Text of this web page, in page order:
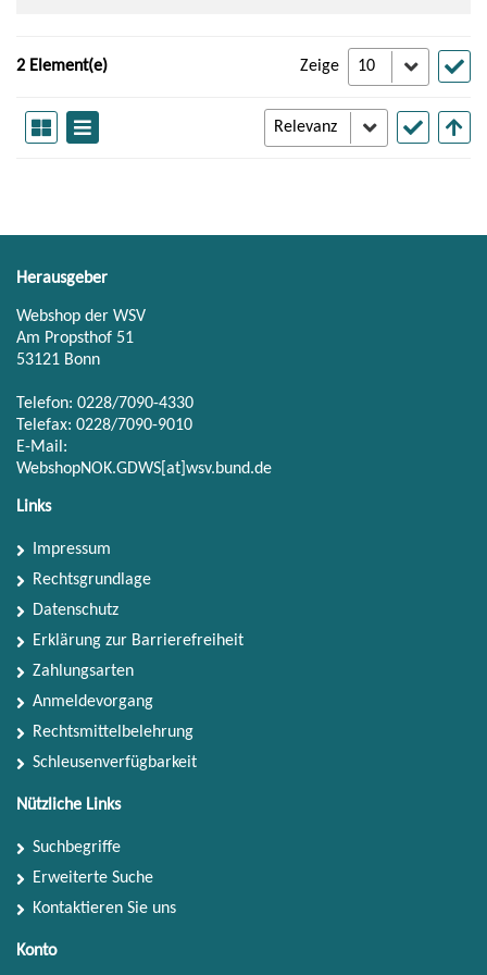
2 Element(e) Zeige
Herausgeber
Webshop der WSV
Am Propsthof 51
53121 Bonn
Telefon: 0228/7090-4330
Telefax: 0228/7090-9010
E-Mail:
WebshopNOK.GDWS[at]wsv.bund.de
Links
Impressum
Rechtsgrundlage
Datenschutz
Erklärung zur Barrierefreiheit
Zahlungsarten
Anmeldevorgang
Rechtsmittelbelehrung
Schleusenverfügbarkeit
Nützliche Links
Suchbegriffe
Erweiterte Suche
Kontaktieren Sie uns
Konto